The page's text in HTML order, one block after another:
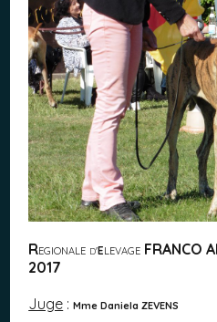
REGIONALE D'ELEVAGE FRANCO
2017
Juge :Mme Daniela ZEVENS